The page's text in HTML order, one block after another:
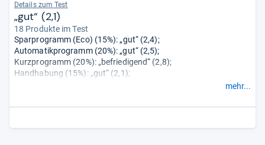
Details zum Test
„gut“ (2,1)
18 Produkte im Test
Sparprogramm (Eco) (15%): „gut“ (2,4);
Automatikprogramm (20%): „gut“ (2,5);
Kurzprogramm (20%): „befriedigend“ (2,8);
Handhabung (15%): „gut“ (2,1);
Dauerprüfung (15%): „sehr gut“ (1,3).
mehr...